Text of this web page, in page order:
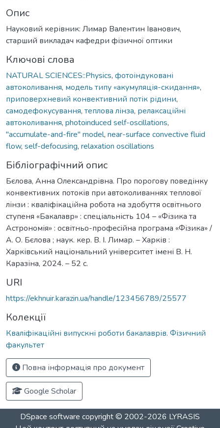
Опис
Науковий керівник: Лимар Валентин Іванович,
старший викладач кафедри фізичної оптики
Ключові слова
NATURAL SCIENCES::Physics, фотоіндуковані
автоколивання, модель типу «акумуляція-скидання»,
приповерхневий конвективний потік рідини,
самодефокусування, теплова лінза, релаксаційні
автоколивання, photoinduced self-oscillations,
"accumulate-and-fire" model, near-surface convective fluid
flow, self-defocusing, relaxation oscillations
Бібліографічний опис
Бєлова, Анна Олександрівна. Про порогову поведінку
конвективних потоків при автоколиваннях теплової
лінзи : кваліфікаційна робота на здобуття освітнього
ступеня «Бакалавр» : спеціальність 104 – «Фізика та
Астрономія» : освітньо-професійна програма «Фізика» /
А. О. Бєлова ; наук. кер. В. І. Лимар. – Харків :
Харківський національний університет імені В. Н.
Каразіна, 2024. – 52 с.
URI
https://ekhnuir.karazin.ua/handle/123456789/25577
Колекції
Кваліфікаційні випускні роботи бакалаврів. Фізичний
факультет
Повна інформація про документ
Google Scholar
DSpace software copyright © 2002-2026 LYRASIS